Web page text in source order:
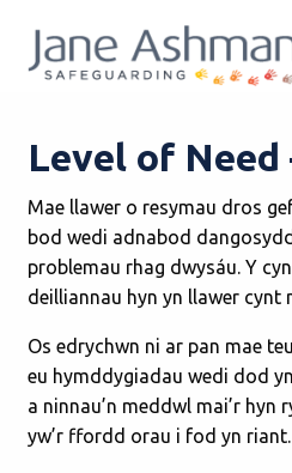
Level of Need
Mae llawer o resymau dros
bod wedi adnabod
problemau rhag dwysáu. Y
deilliannau hyn yn llawer
Os edrychwn ni ar pan mae
eu hymddygiadau wedi dod
a ninnau’n meddwl mai’r
yw’r ffordd orau i fod yn